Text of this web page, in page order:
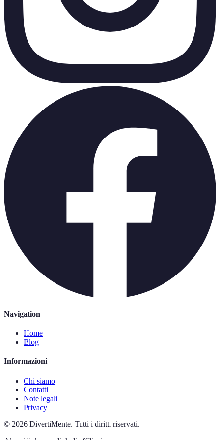
Navigation
Home
Blog
Informazioni
Chi siamo
Contatti
Note legali
Privacy
© 2026 DivertiMente. Tutti i diritti riservati.